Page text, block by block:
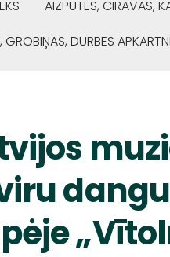
AIZPUTES, CĪRAVAS,
DURBES